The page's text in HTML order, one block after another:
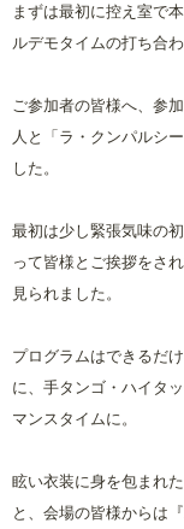
まずは最初に控え室で
ルデモタイムの打ち合
ご参加者の皆様へ、参
人と「ラ・クンパルシ
した。
最初は少し緊張気味の
って皆様とご挨拶をさ
見られました。
プログラムはできるだ
に、手タンゴ・ハイタ
マンスタイムに。
眩い衣装に身を包まれ
と、会場の皆様からは